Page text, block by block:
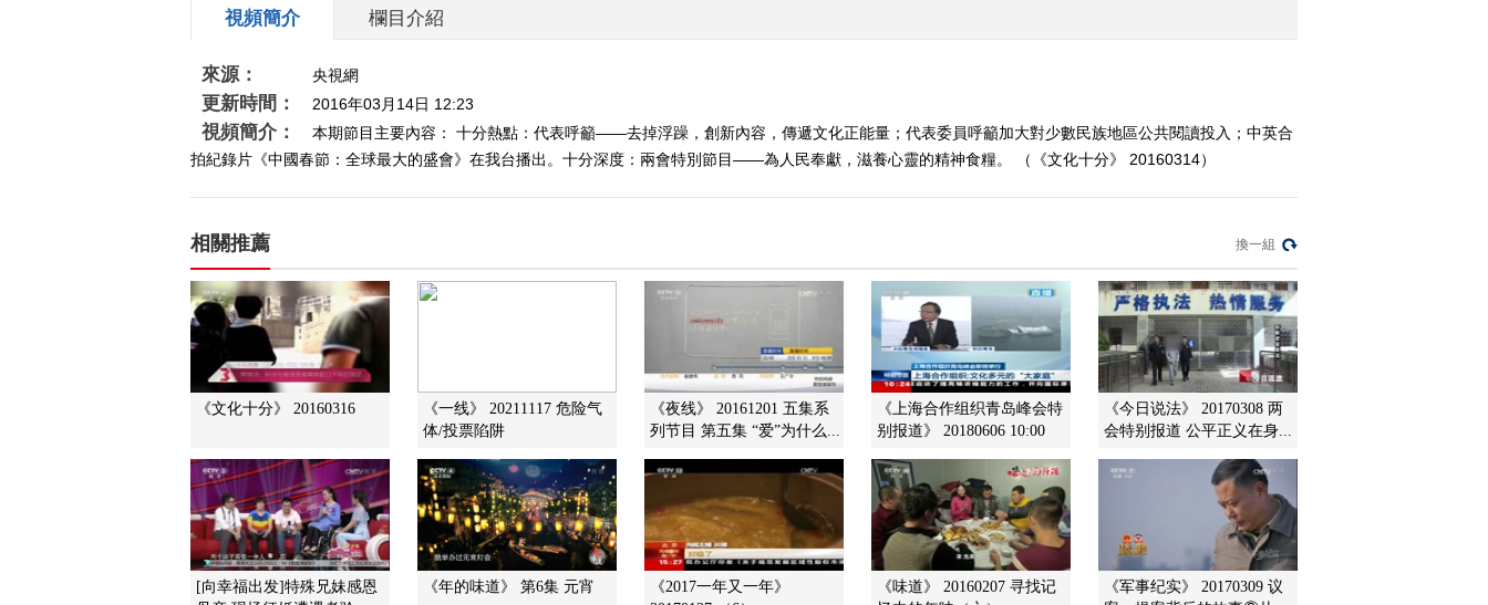
2016-03-07 12:11:08
《文化十分》 20160304
2016-03-04 12:53:11
《文化十分》 20160303
2016-03-03 12:15:08
《文化十分》 20160302
視頻簡介 欄目介紹
來源： 央視網
更新時間： 2016年03月14日 12:23
視頻簡介：
本期節目主要內容： 十分熱點：代表呼籲——去掉浮躁，創新內容，傳遞文化正能量；代表委員呼籲加大對少數民族地區公共閱讀投入；中英合
拍紀錄片《中國春節：全球最大的盛會》在我台播出。十分深度：兩會特別節目——為人民奉獻，滋養心靈的精神食糧。 （《文化十分》 20160314）
相關推薦 換一組
《文化十分》 20160316
《一线》 20211117 危险气
体/投票陷阱
《夜线》 20161201 五集系
列节目 第五集 “爱”为什么...
《上海合作组织青岛峰会特
别报道》 20180606 10:00
《今日说法》 20170308 两
会特别报道 公平正义在身...
[向幸福出发]特殊兄妹感恩
《年的味道》 第6集 元宵
《2017一年又一年》
《味道》 20160207 寻找记
《军事纪实》 20170309 议